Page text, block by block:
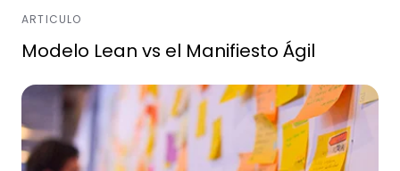
ARTICULO
Modelo Lean vs el Manifiesto Ágil